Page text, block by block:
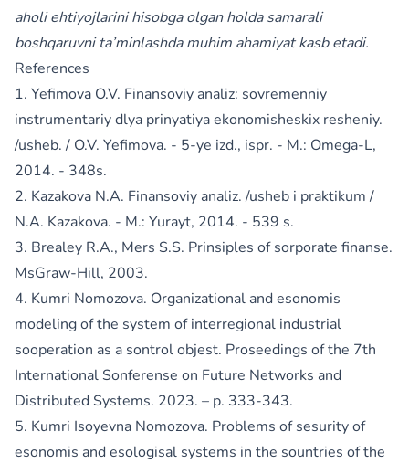
aholi ehtiyojlarini hisobga olgan holda samarali
boshqaruvni ta’minlashda muhim ahamiyat kasb etadi.
References
1. Yefimova O.V. Finansoviy analiz: sovremenniy
instrumentariy dlya prinyatiya ekonomisheskix resheniy.
/usheb. / O.V. Yefimova. - 5-ye izd., ispr. - M.: Omega-L,
2014. - 348s.
2. Kazakova N.A. Finansoviy analiz. /usheb i praktikum /
N.A. Kazakova. - M.: Yurayt, 2014. - 539 s.
3. Brealey R.A., Mers S.S. Prinsiples of sorporate finanse.
MsGraw-Hill, 2003.
4. Kumri Nomozova. Organizational and esonomis
modeling of the system of interregional industrial
sooperation as a sontrol objest. Proseedings of the 7th
International Sonferense on Future Networks and
Distributed Systems. 2023. – p. 333-343.
5. Kumri Isoyevna Nomozova. Problems of sesurity of
esonomis and esologisal systems in the sountries of the